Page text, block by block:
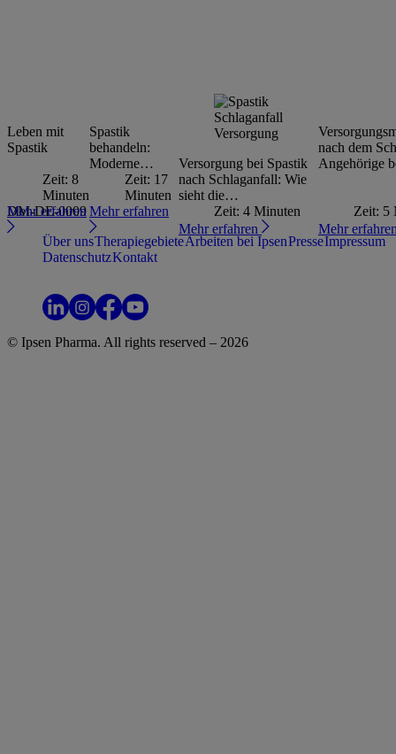
Leben mit
Spastik
Zeit: 8
Minuten
Mehr erfahren
Spastik
behandeln:
Moderne
Therapieformen
im Überblick
Zeit: 17
Minuten
Mehr erfahren
Versorgung bei Spastik
nach Schlaganfall: Wie
sieht die
Versorgungsrealität aus?
Zeit: 4 Minuten
Mehr erfahren
nach dem
Angehörige
Zeit: 5
Mehr
DM-DE-0009
Über unsTherapiegebieteArbeiten bei IpsenPresseImpressum
DatenschutzKontakt
ItemItemItem Item
© Ipsen Pharma. All rights reserved – 2026